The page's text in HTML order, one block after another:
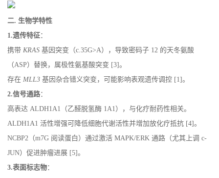
二. 生物学特性
1.遗传特征：
携带 KRAS 基因突变（c.35G>A），导致密码子 12 的天冬氨酸
（ASP）替换，属极性氨基酸突变 [3]。
存在 MLL3 基因杂合错义突变，可能影响表观遗传调控 [1]。
2.信号通路：
高表达 ALDH1A1（乙醛脱氢酶 1A1），与化疗耐药性相关。
ALDH1A1 活性增强可降低细胞代谢活性并增加放化疗抵抗 [4]。
NCBP2（m7G 阅读蛋白）通过激活 MAPK/ERK 通路（尤其上调 c-
JUN）促进肿瘤进展 [5]。
3.表面标志物：